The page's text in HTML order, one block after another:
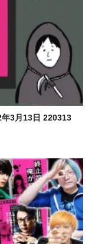
3月13日 220313